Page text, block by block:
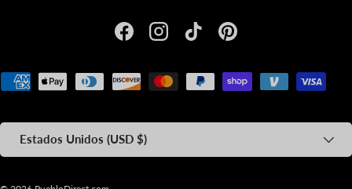
FacebookInstagramTikTokPinterest
Formas de pago aceptadas
País/Región
Estados Unidos (USD $)